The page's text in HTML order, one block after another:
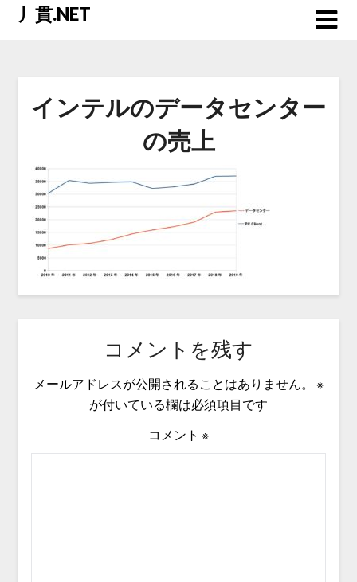
Skip丿貫.NET
インテルのデータセンター
の売上
コメントを残す
メールアドレスが公開されることはありません。
※
が付いている欄は必須項目です
コメント ※